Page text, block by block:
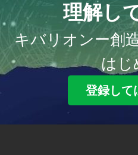
理解し
キバリオンー創
はじ
登録して